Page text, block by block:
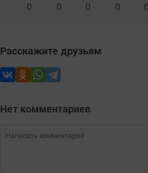
0 0 0 0 0
Расскажите друзьям
Нет комментариев